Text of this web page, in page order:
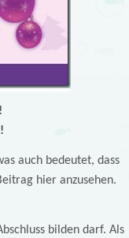
auch bedeutet, dass
hier anzusehen.
bilden darf. Als